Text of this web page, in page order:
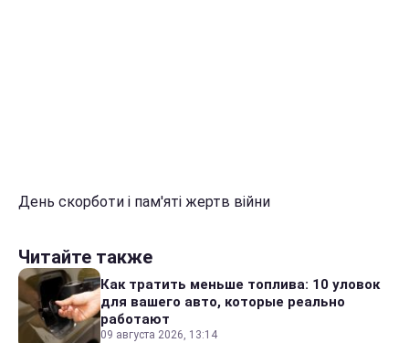
День скорботи і пам'яті жертв війни
Читайте также
Как тратить меньше топлива: 10 уловок
для вашего авто, которые реально
работают
09 августа 2026, 13:14